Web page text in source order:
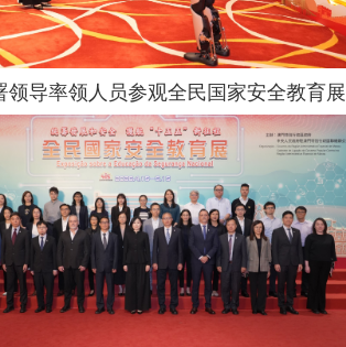
领导率领人员参观全民国家安全教育展